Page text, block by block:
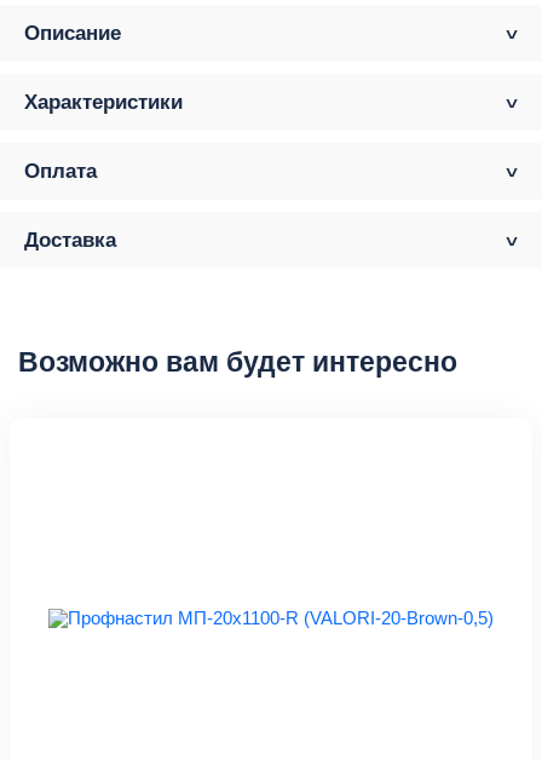
Описание
Характеристики
Оплата
Доставка
Возможно вам будет интересно